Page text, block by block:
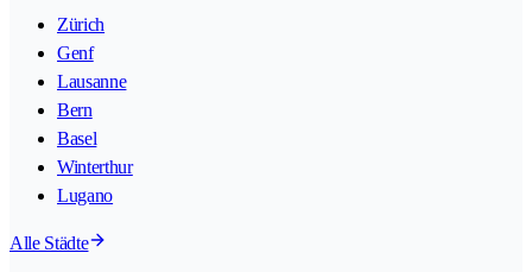
Zürich
Genf
Lausanne
Bern
Basel
Winterthur
Lugano
Alle Städte